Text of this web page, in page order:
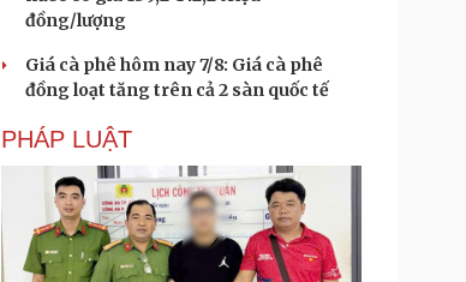
đồng/lượng
Giá cà phê hôm nay 7/8: Giá cà phê
đồng loạt tăng trên cả 2 sàn quốc tế
PHÁP LUẬT